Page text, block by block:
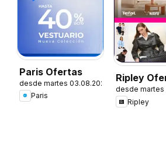
Paris Ofertas
desde martes 03.08.2026
Paris
Ripley
desde martes
Ripley